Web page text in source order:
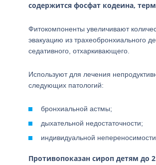
содержится фосфат кодеина,
Фитокомпоненты увеличивают
эвакуацию из трахеобронхиального
седативного, отхаркивающего.
Используют для лечения
следующих патологий:
бронхиальной астмы;
дыхательной недостаточности;
индивидуальной
Противопоказан сироп детям